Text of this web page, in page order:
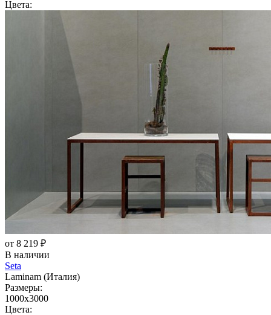
Цвета:
от 8 219 ₽
В наличии
Seta
Laminam (Италия)
Размеры:
1000x3000
Цвета: